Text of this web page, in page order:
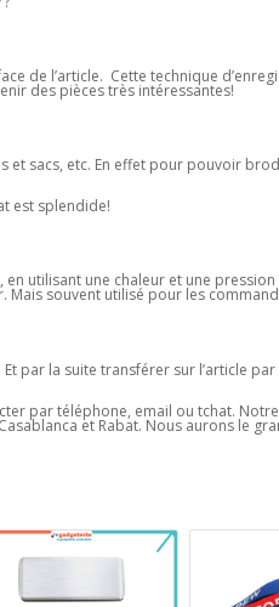
de l’article. Cette technique
des pièces très intéressantes!
et sacs, etc. En effet pour pouvoir
est splendide!
utilisant une chaleur et une
souvent utilisé pour les
par la suite transférer sur l’article
par téléphone, email ou tchat.
et Rabat. Nous aurons le